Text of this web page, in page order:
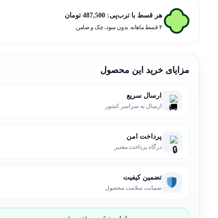
هر قسط با ترب‌پی: 487,500 تومان
۴ قسط ماهانه. بدون سود، چک و ضامن.
مزایای خرید این محصول
ارسال سریع
ارسال به سراسر کشور
پرداخت امن
درگاه پرداخت معتبر
تضمین کیفیت
ضمانت سلامت محصول